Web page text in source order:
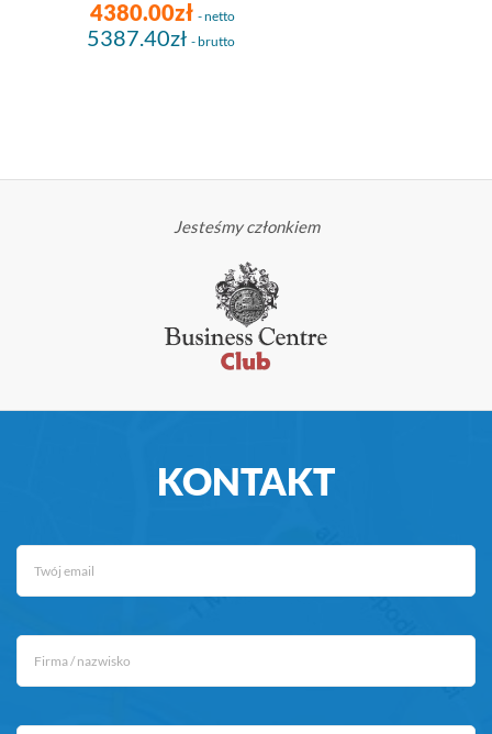
4380.00zł - netto
5387.40zł - brutto
Jesteśmy członkiem
KONTAKT